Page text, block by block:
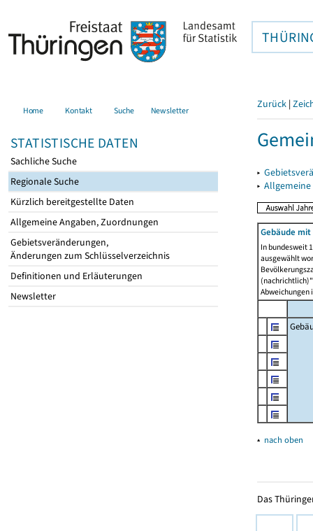
Home Kontakt Suche Newsletter
STATISTISCHE DATEN
Sachliche Suche
Regionale Suche
Kürzlich bereitgestellte Daten
Allgemeine Angaben, Zuordnungen
Gebietsveränderungen,
Änderungen zum Schlüsselverzeichnis
Definitionen und Erläuterungen
Newsletter
Zurück |
▸
▸
Gebäude mit
In bundesweit
ausgewählt
Abweichungen
▴ nach oben
Das